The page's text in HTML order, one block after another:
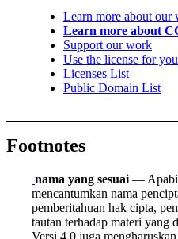
Learn more about our
Learn more about
Support our work
Use the license for
Licenses List
Public Domain List
Footnotes
nama yang sesuai —
mencantumkan nama
pemberitahuan hak cipta,
tautan terhadap materi yang
Versi 4.0 juga